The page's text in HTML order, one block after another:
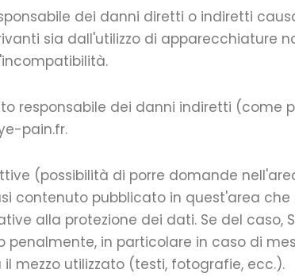
dei danni diretti o indiretti
sia dall'utilizzo di apparecchiature
responsabile dei danni indiretti
pain.fr.
(possibilità di porre domande nell'area
contenuto pubblicato in quest'area
alla protezione dei dati. Se del caso,
in particolare in caso di
mezzo utilizzato (testi, fotografie, ecc.).